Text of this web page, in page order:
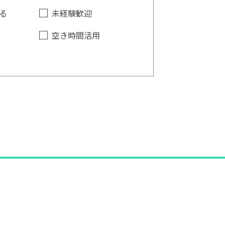
未経験歓迎
空き時間活用